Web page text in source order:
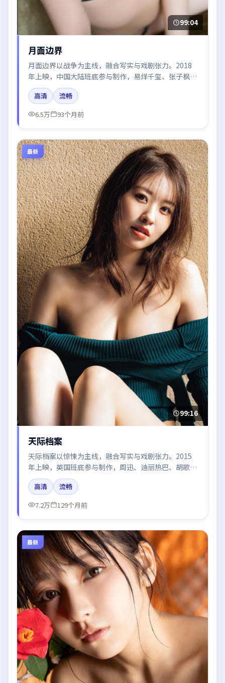
99:04
月面边界
月面边界以战争为主线，融合写实与戏剧张力。2018
年上映，中国大陆班底参与制作，易烊千玺、张子枫、
王凯、周迅在片中呈现细腻表演，影像风格统一，配乐
与剪辑强化了情绪曲线。
高清
流畅
6.5万
93个月前
最新
99:16
天际档案
天际档案以惊悚为主线，融合写实与戏剧张力。2015
年上映，英国班底参与制作，周迅、迪丽热巴、胡歌、
木村拓哉、周冬雨在片中呈现细腻表演，影像风格统
一，配乐与剪辑强化了情绪曲线。
高清
流畅
7.2万
129个月前
最新